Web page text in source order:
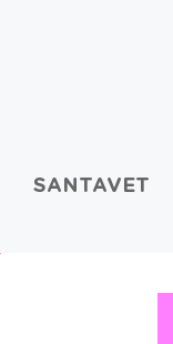
SANTAVET